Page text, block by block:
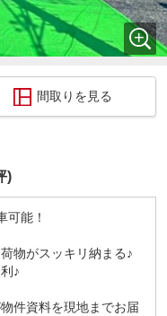
間取りを見る
)
可能！
物がスッキリ納まる♪
♪
件資料を現地までお届